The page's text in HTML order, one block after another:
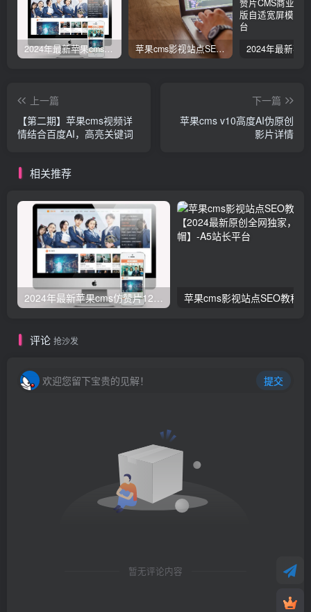
2024年最新苹果cms仿赞片12号模版全模块 苹果cms影视站点SEO教程【2024最新原创全网独家，非黑帽】
上一篇
【第二期】苹果cms视频详
情结合百度AI，高亮关键词
下一篇
苹果cms v10高度AI伪原创
影片详情
相关推荐
2024年最新苹果cms仿赞片12号模版全模块
评论 抢沙发
欢迎您留下宝贵的见解！ 提交
暂无评论内容